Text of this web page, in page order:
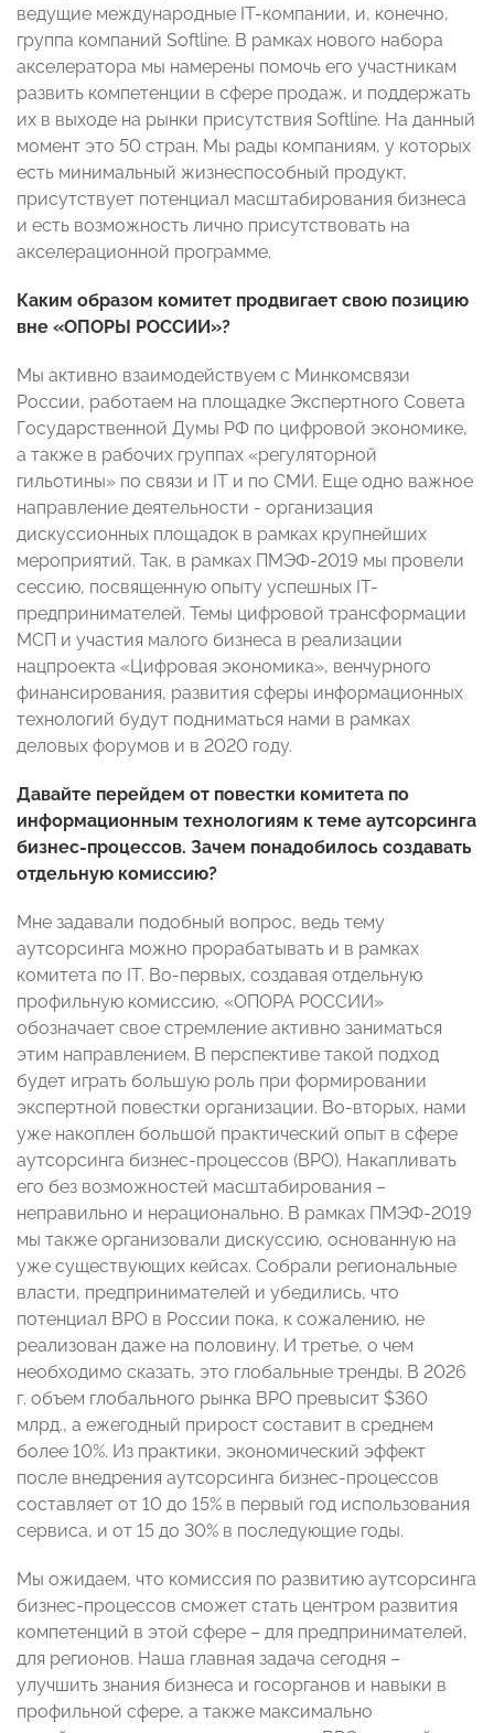
ведущие международные IT-компании, и, конечно,
группа компаний Softline. В рамках нового набора
акселератора мы намерены помочь его участникам
развить компетенции в сфере продаж, и поддержать
их в выходе на рынки присутствия Softline. На данный
момент это 50 стран. Мы рады компаниям, у которых
есть минимальный жизнеспособный продукт,
присутствует потенциал масштабирования бизнеса
и есть возможность лично присутствовать на
акселерационной программе.
Каким образом комитет продвигает свою позицию
вне «ОПОРЫ РОССИИ»?
Мы активно взаимодействуем с Минкомсвязи
России, работаем на площадке Экспертного Совета
Государственной Думы РФ по цифровой экономике,
а также в рабочих группах «регуляторной
гильотины» по связи и IT и по СМИ. Еще одно важное
направление деятельности - организация
дискуссионных площадок в рамках крупнейших
мероприятий. Так, в рамках ПМЭФ-2019 мы провели
сессию, посвященную опыту успешных IT-
предпринимателей. Темы цифровой трансформации
МСП и участия малого бизнеса в реализации
нацпроекта «Цифровая экономика», венчурного
финансирования, развития сферы информационных
технологий будут подниматься нами в рамках
деловых форумов и в 2020 году.
Давайте перейдем от повестки комитета по
информационным технологиям к теме аутсорсинга
бизнес-процессов. Зачем понадобилось создавать
отдельную комиссию?
Мне задавали подобный вопрос, ведь тему
аутсорсинга можно прорабатывать и в рамках
комитета по IT. Во-первых, создавая отдельную
профильную комиссию, «ОПОРА РОССИИ»
обозначает свое стремление активно заниматься
этим направлением. В перспективе такой подход
будет играть большую роль при формировании
экспертной повестки организации. Во-вторых, нами
уже накоплен большой практический опыт в сфере
аутсорсинга бизнес-процессов (BPO). Накапливать
его без возможностей масштабирования –
неправильно и нерационально. В рамках ПМЭФ-2019
мы также организовали дискуссию, основанную на
уже существующих кейсах. Собрали региональные
власти, предпринимателей и убедились, что
потенциал BPO в России пока, к сожалению, не
реализован даже на половину. И третье, о чем
необходимо сказать, это глобальные тренды. В 2026
г. объем глобального рынка BPO превысит $360
млрд., а ежегодный прирост составит в среднем
более 10%. Из практики, экономический эффект
после внедрения аутсорсинга бизнес-процессов
составляет от 10 до 15% в первый год использования
сервиса, и от 15 до 30% в последующие годы.
Мы ожидаем, что комиссия по развитию аутсорсинга
бизнес-процессов сможет стать центром развития
компетенций в этой сфере – для предпринимателей,
для регионов. Наша главная задача сегодня –
улучшить знания бизнеса и госорганов и навыки в
профильной сфере, а также максимально